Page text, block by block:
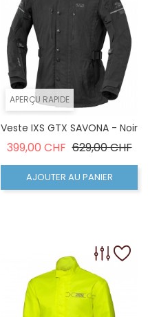
APERÇU RAPIDE
Veste IXS GTX SAVONA - Noir
399,00 CHF Prix de base
629,00 CHF
AJOUTER AU PANIER